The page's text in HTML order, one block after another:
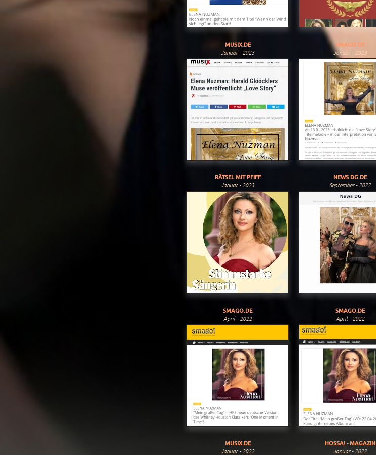
MUSIX.DE
Januar - 2023
SMAGO.DE
Januar - 2023
RÄTSEL MIT PFIFF
Januar - 2023
NEWS DG.DE
September - 2022
SMAGO.DE
April - 2022
SMAGO.DE
April - 2022
MUSIX.DE
Januar - 2022
HOSSA! - MAGAZIN
Januar - 2022